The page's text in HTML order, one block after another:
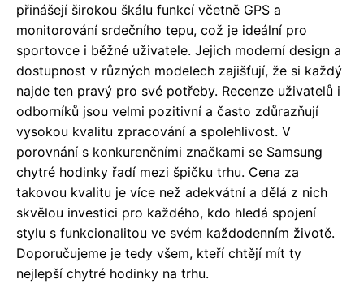
přinášejí širokou škálu funkcí včetně GPS a
monitorování srdečního tepu, což je ideální pro
sportovce i běžné uživatele. Jejich moderní design a
dostupnost v různých modelech zajišťují, že si každý
najde ten pravý pro své potřeby. Recenze uživatelů i
odborníků jsou velmi pozitivní a často zdůrazňují
vysokou kvalitu zpracování a spolehlivost. V
porovnání s konkurenčními značkami se Samsung
chytré hodinky řadí mezi špičku trhu. Cena za
takovou kvalitu je více než adekvátní a dělá z nich
skvělou investici pro každého, kdo hledá spojení
stylu s funkcionalitou ve svém každodenním životě.
Doporučujeme je tedy všem, kteří chtějí mít ty
nejlepší chytré hodinky na trhu.